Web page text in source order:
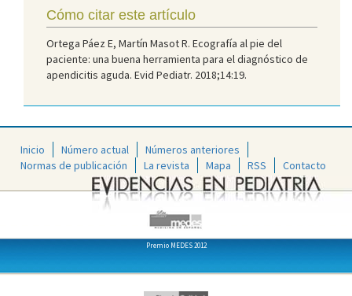
Cómo citar este artículo
Ortega Páez E, Martín Masot R. Ecografía al pie del
paciente: una buena herramienta para el diagnóstico de
apendicitis aguda. Evid Pediatr. 2018;14:19.
Inicio Número actual
Números anteriores
Normas de publicación
La revista Mapa RSS Contacto
Premio MEDES 2012